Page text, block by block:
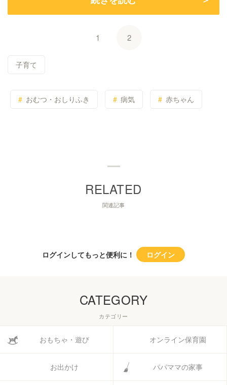
1 2
子育て
おむつ・おしりふき 病気 赤ちゃん
関連記事
ログインしてもっと便利に！ ログイン
CATEGORY
カテゴリー
おもちゃ・遊び オンライン保育園
お出かけ パパママの家事